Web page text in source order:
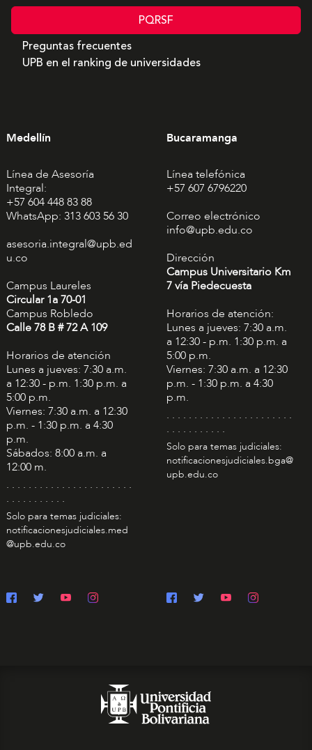
PQRSF
Preguntas frecuentes
UPB en el ranking de universidades
Medellín
Línea de Asesoría
Integral:
+57 604 448 83 88
WhatsApp: 313 603 56 30
asesoria.integral@upb.ed
u.co
Campus Laureles
Circular 1a 70-01
Campus Robledo
Calle 78 B # 72 A 109
Horarios de atención
Lunes a jueves: 7:30 a.m.
a 12:30 - p.m. 1:30 p.m. a
5:00 p.m.
Viernes: 7:30 a.m. a 12:30
p.m. - 1:30 p.m. a 4:30
p.m.
Sábados: 8:00 a.m. a
12:00 m.
. . . . . . . . . . . . . . . . . . . . . . .
. . . . . . . . . . .
Solo para temas judiciales:
notificacionesjudiciales.med
@upb.edu.co
Bucaramanga
Línea telefónica
+57 607 6796220
Correo electrónico
info@upb.edu.co
Dirección
Campus Universitario Km
7 vía Piedecuesta
Horarios de atención:
Lunes a jueves: 7:30 a.m.
a 12:30 - p.m. 1:30 p.m. a
5:00 p.m.
Viernes: 7:30 a.m. a 12:30
p.m. - 1:30 p.m. a 4:30
p.m.
. . . . . . . . . . . . . . . . . . . . . . .
. . . . . . . . . . .
Solo para temas judiciales:
notificacionesjudiciales.bga@
upb.edu.co